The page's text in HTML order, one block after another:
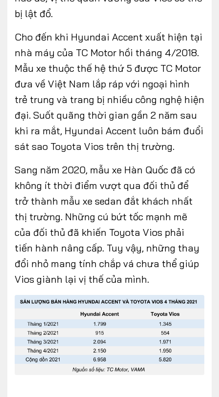
bị lật đổ.
Cho đến khi Hyundai Accent xuất hiện tại
nhà máy của TC Motor hồi tháng 4/2018.
Mẫu xe thuộc thế hệ thứ 5 được TC Motor
đưa về Việt Nam lắp ráp với ngoại hình
trẻ trung và trang bị nhiều công nghệ hiện
đại. Suốt quãng thời gian gần 2 năm sau
khi ra mắt, Hyundai Accent luôn bám đuổi
sát sao Toyota Vios trên thị trường.
Sang năm 2020, mẫu xe Hàn Quốc đã có
không ít thời điểm vượt qua đối thủ để
trở thành mẫu xe sedan đắt khách nhất
thị trường. Những cú bứt tốc mạnh mẽ
của đối thủ đã khiến Toyota Vios phải
tiến hành nâng cấp. Tuy vậy, những thay
đổi nhỏ mang tính chắp vá chưa thể giúp
Vios giành lại vị thế của mình.